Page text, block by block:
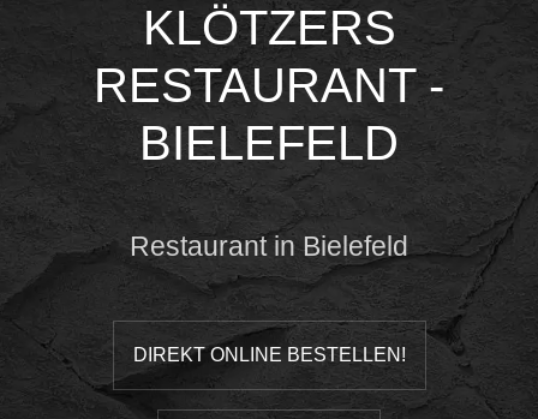
KLÖTZERS
RESTAURANT -
BIELEFELD
Restaurant in Bielefeld
DIREKT ONLINE BESTELLEN!